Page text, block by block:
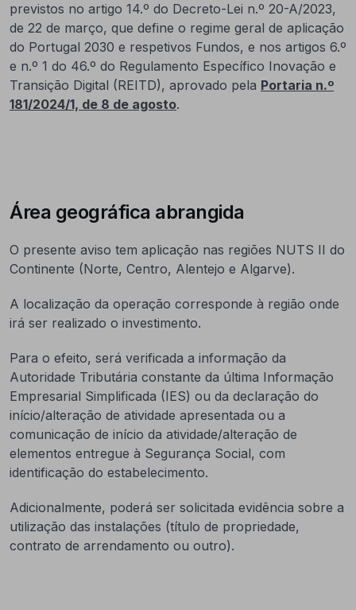
previstos no artigo 14.º do Decreto-Lei n.º 20-A/2023,
de 22 de março, que define o regime geral de aplicação
do Portugal 2030 e respetivos Fundos, e nos artigos 6.º
e n.º 1 do 46.º do Regulamento Específico Inovação e
Transição Digital (REITD), aprovado pela Portaria n.º
181/2024/1, de 8 de agosto.
Área geográfica abrangida
O presente aviso tem aplicação nas regiões NUTS II do
Continente (Norte, Centro, Alentejo e Algarve).
A localização da operação corresponde à região onde
irá ser realizado o investimento.
Para o efeito, será verificada a informação da
Autoridade Tributária constante da última Informação
Empresarial Simplificada (IES) ou da declaração do
início/alteração de atividade apresentada ou a
comunicação de início da atividade/alteração de
elementos entregue à Segurança Social, com
identificação do estabelecimento.
Adicionalmente, poderá ser solicitada evidência sobre a
utilização das instalações (título de propriedade,
contrato de arrendamento ou outro).